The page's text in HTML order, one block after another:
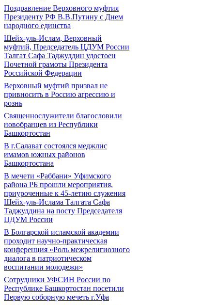
Поздравление Верховного муфтия
Президенту РФ В.В.Путину с Днем
народного единства
Шейх-уль-Ислам, Верховный
муфтий, Председатель ЦДУМ России
Талгат Сафа Таджуддин удостоен
Почетной грамоты Президента
Российской Федерации
Верховный муфтий призвал не
привносить в Россию агрессию и
рознь
Священнослужители благословили
новобранцев из Республики
Башкортостан
В г.Салават состоялся меджлис
имамов южных районов
Башкортостана
В мечети «Раббани» Уфимского
района РБ прошли мероприятия,
приуроченные к 45-летию служения
Шейх-уль-Ислама Талгата Сафа
Таджуддина на посту Председателя
ЦДУМ России
В Болгарской исламской академии
проходит научно-практическая
конференция «Роль межрелигиозного
диалога в патриотическом
воспитании молодежи»
Сотрудники УФСИН России по
Республике Башкортостан посетили
Первую соборную мечеть г.Уфа